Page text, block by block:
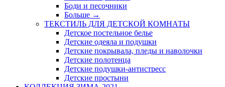
Боди и песочники
Больше →
ТЕКСТИЛЬ ДЛЯ ДЕТСКОЙ КОМНАТЫ
Детское постельное белье
Детские одеяла и подушки
Детские покрывала, пледы и наволочки
Детские полотенца
Детские подушки-антистресс
Детские простыни